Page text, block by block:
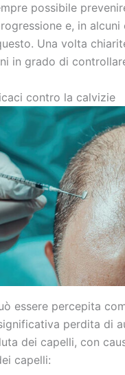
possibile
e, in
Una volta
in grado di
contro la calvizie
essere percepita
perdita di
dei capelli, con
capelli: